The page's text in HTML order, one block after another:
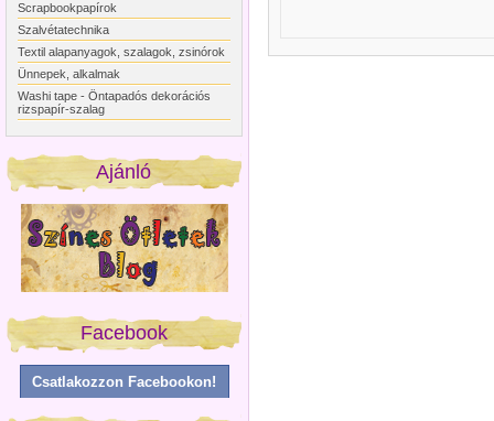
Scrapbookpapírok
Szalvétatechnika
Textil alapanyagok, szalagok, zsinórok
Ünnepek, alkalmak
Washi tape - Öntapadós dekorációs
rizspapír-szalag
Ajánló
Facebook
Csatlakozzon Facebookon!